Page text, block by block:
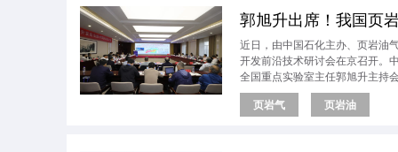
郭旭升出席！我国页
近日，由中国石化主办、页岩油
开发前沿技术研讨会在京召开。
全国重点实验室主任郭旭升主持
生、刘合、谢玉洪到会指导。
页岩气 页岩油